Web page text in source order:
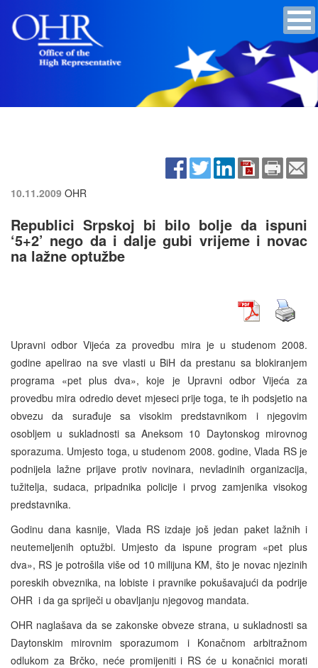
10.11.2009 OHR
Republici Srpskoj bi bilo bolje da ispuni
‘5+2’ nego da i dalje gubi vrijeme i novac
na lažne optužbe
Upravni odbor Vijeća za provedbu mira je u studenom 2008.
godine apelirao na sve vlasti u BiH da prestanu sa blokiranjem
programa «pet plus dva», koje je Upravni odbor Vijeća za
provedbu mira odredio devet mjeseci prije toga, te ih podsjetio na
obvezu da surađuje sa visokim predstavnikom i njegovim
osobljem u sukladnosti sa Aneksom 10 Daytonskog mirovnog
sporazuma. Umjesto toga, u studenom 2008. godine, Vlada RS je
podnijela lažne prijave protiv novinara, nevladinih organizacija,
tužitelja, sudaca, pripadnika policije i prvog zamjenika visokog
predstavnika.
Godinu dana kasnije, Vlada RS izdaje još jedan paket lažnih i
neutemeljenih optužbi. Umjesto da ispune program «pet plus
dva», RS je potrošila više od 10 milijuna KM, što je novac njezinih
poreskih obveznika, na lobiste i pravnike pokušavajući da podrije
OHR i da ga spriječi u obavljanju njegovog mandata.
OHR naglašava da se zakonske obveze strana, u sukladnosti sa
Daytonskim mirovnim sporazumom i Konačnom arbitražnom
odlukom za Brčko, neće promijeniti i RS će u konačnici morati